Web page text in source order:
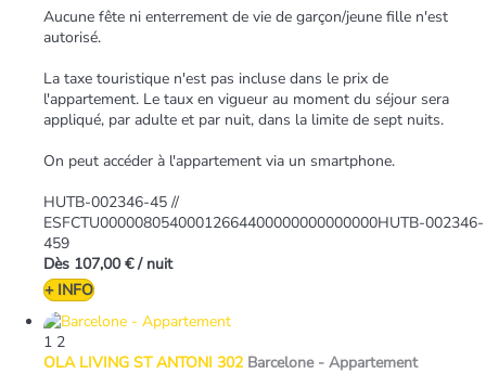
Aucune fête ni enterrement de vie de garçon/jeune fille n'est
autorisé.
La taxe touristique n'est pas incluse dans le prix de
l'appartement. Le taux en vigueur au moment du séjour sera
appliqué, par adulte et par nuit, dans la limite de sept nuits.
On peut accéder à l'appartement via un smartphone.
HUTB-002346-45 //
ESFCTU00000805400012664400000000000000HUTB-002346-
459
Dès 107,00 € / nuit
+ INFO
1 2
OLA LIVING ST ANTONI 302 Barcelone - Appartement